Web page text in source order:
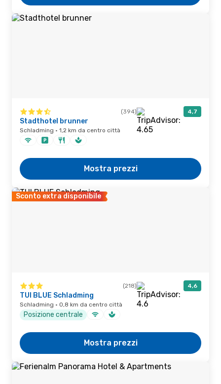
(394) 4,7
Stadthotel brunner
Schladming · 1,2 km da centro città
Mostra prezzi
Sconto extra disponibile
(218) 4,6
TUI BLUE Schladming
Schladming · 0,8 km da centro città
Posizione centrale
Mostra prezzi